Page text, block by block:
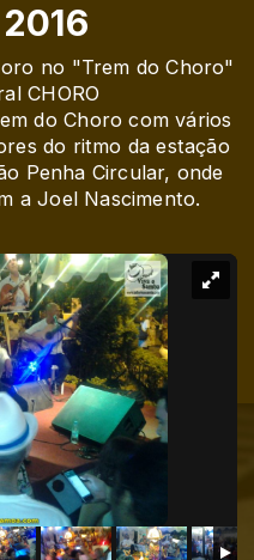
no "Trem do Choro"
CHORO
do Choro com vários
do ritmo da estação
Penha Circular, onde
a Joel Nascimento.